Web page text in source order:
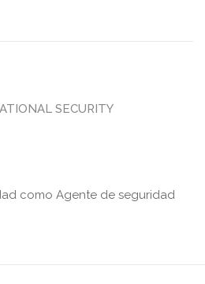
SECURITY
como Agente de seguridad